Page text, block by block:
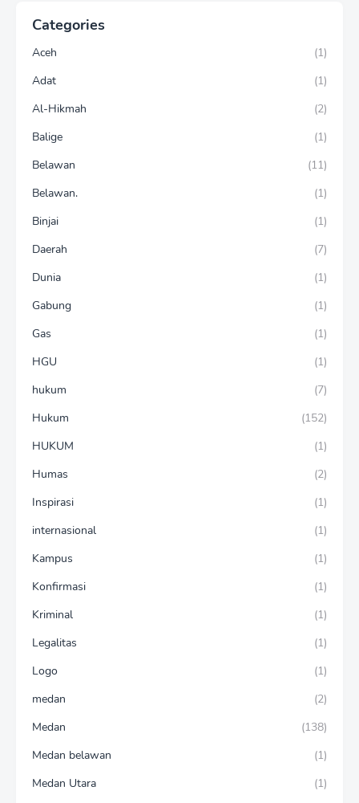
Categories
Aceh
(1)
Adat
(1)
Al-Hikmah
(2)
Balige
(1)
Belawan
(11)
Belawan.
(1)
Binjai
(1)
Daerah
(7)
Dunia
(1)
Gabung
(1)
Gas
(1)
HGU
(1)
hukum
(7)
Hukum
(152)
HUKUM
(1)
Humas
(2)
Inspirasi
(1)
internasional
(1)
Kampus
(1)
Konfirmasi
(1)
Kriminal
(1)
Legalitas
(1)
Logo
(1)
medan
(2)
Medan
(138)
Medan belawan
(1)
Medan Utara
(1)